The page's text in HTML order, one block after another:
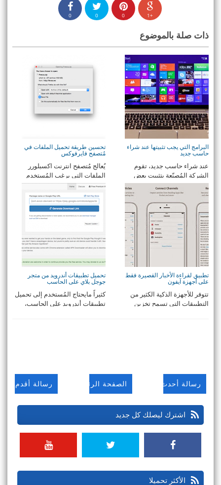
0 0 0 +1
ذات صلة بالموضوع
البرامج التي يجب تثبيتها عند شراء
حاسب جديد
عند شراء حاسب جديد، تقوم
الشركة المُصنّعة بتثبيت بعض
البرامج مُسبقاً، ...
تحسين طريقة تحميل الملفات في
مُتصفح فايرفوكس
يُعالج مُتصفح انترنت اكسبلورر
الملفات التي يرغب المُستخدم
تحميلها بطري ...
تطبيق لقراءة الأخبار القصيرة فقط
على أجهزة آيفون
تتوفر للأجهزة الذكية الكثير من
التطبيقات التي تسمح تخزين
تحميل تطبيقات أندرويد من متجر
جوجل بلاي على الحاسب
كثيراً مايحتاج المُستخدم إلى تحميل
تطبيقات أندرويد على الحاسب،
رسالة أحدث رسالة أقدم الصفحة الرئيسية
اشترك ليصلك كل جديد
الأكثر تحميلا